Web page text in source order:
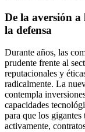
De la aversión
la defensa
Durante años, las
prudente frente al
reputacionales y
radicalmente. La
contempla
capacidades
para que los
activamente,